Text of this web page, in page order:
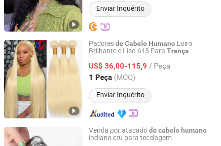
Enviar Inquérito
Pacotesde Cabelo Humano Loiro
Brilhante e Liso 613 Para Trança
US$ 36,00-115,9 / Peça
1 Peça (MOQ)
Enviar Inquérito
Henan Rebecca Hair Products Co.,Ltd
Henan, China Desde 2024
Venda por atacadode cabelohumano
indiano cru para tecelagem
Xuchang BeautyHair Fashion Co., Ltd.